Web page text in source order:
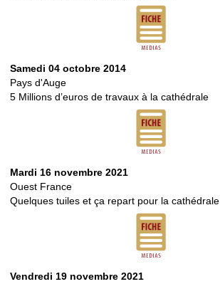
Samedi 04 octobre 2014
Pays d'Auge
5 Millions d’euros de travaux à la cathédrale
Mardi 16 novembre 2021
Ouest France
Quelques tuiles et ça repart pour la cathédrale
Vendredi 19 novembre 2021